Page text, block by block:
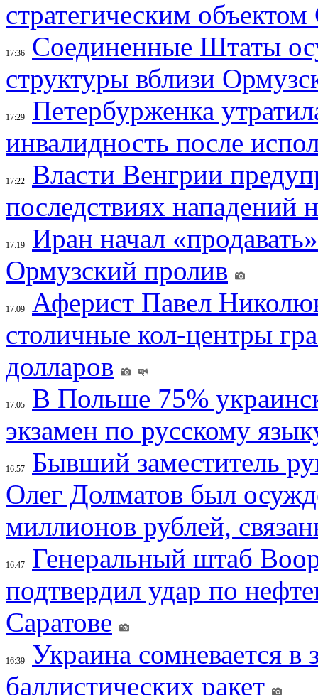
стратегическим
17:36
Соединенные Штаты
структуры вблизи
17:29
Петербурженка
инвалидность после
17:22
Власти Венгрии
последствиях нападений
17:19
Иран начал
Ормузский пролив
17:09
Аферист Павел
столичные кол-центры
долларов
17:05
В Польше 75%
экзамен по русскому
16:57
Бывший заместитель
Олег Долматов был
миллионов рублей,
16:47
Генеральный штаб
подтвердил удар по
Саратове
16:39
Украина сомневается в
баллистических ракет